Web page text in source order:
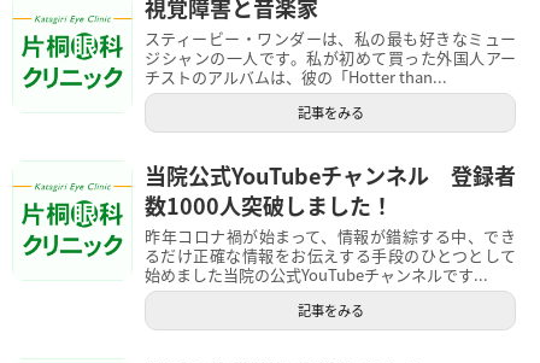
視覚障害と音楽家
スティービー・ワンダーは、私の最も好きなミュー
ジシャンの一人です。私が初めて買った外国人アー
チストのアルバムは、彼の「Hotter than...
記事をみる
当院公式YouTubeチャンネル 登録者
数1000人突破しました！
昨年コロナ禍が始まって、情報が錯綜する中、でき
るだけ正確な情報をお伝えする手段のひとつとして
始めました当院の公式YouTubeチャンネルです...
記事をみる